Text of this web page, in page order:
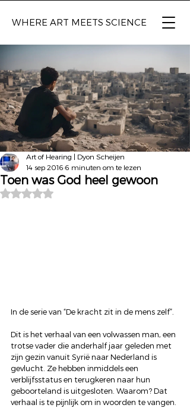
WHERE ART MEETS SCIENCE
Toen was God heel gewoon
Art of Hearing | Dyon Scheijen
14 sep 2016 6 minuten om te lezen
Beoordeeld met NaN uit 5 sterren.
In de serie van “De kracht zit in de mens zelf”.
Dit is het verhaal van een volwassen man, een
trotse vader die anderhalf jaar geleden met
zijn gezin vanuit Syrië naar Nederland is
gevlucht. Ze hebben inmiddels een
verblijfsstatus en terugkeren naar hun
geboorteland is uitgesloten. Waarom? Dat
verhaal is te pijnlijk om in woorden te vangen.